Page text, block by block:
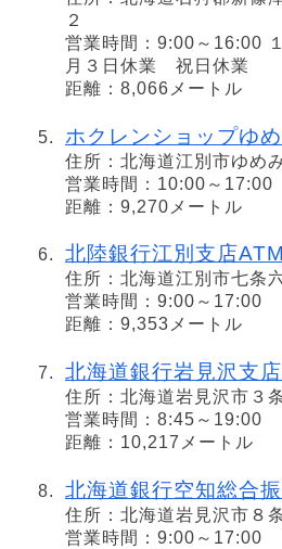
２
営業時間：9:00～16:00
月３日休業 祝日休業
距離：8,066メートル
ホクレンショップゆ
住所：北海道江別市ゆめ
営業時間：10:00～17:00
距離：9,270メートル
北陸銀行江別支店ATM
住所：北海道江別市七条
営業時間：9:00～17:00
距離：9,353メートル
北海道銀行岩見沢支
住所：北海道岩見沢市３
営業時間：8:45～19:00
距離：10,217メートル
北海道銀行空知総合
住所：北海道岩見沢市８
営業時間：9:00～17:00